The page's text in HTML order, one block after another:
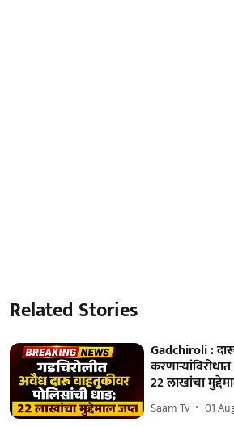
Related Stories
Gadchiroli :
22 लाखांचा
Saam Tv 01